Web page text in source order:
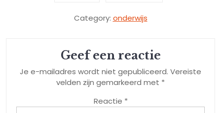
Category: onderwijs
Geef een reactie
Je e-mailadres wordt niet gepubliceerd. Vereiste
velden zijn gemarkeerd met *
Reactie *